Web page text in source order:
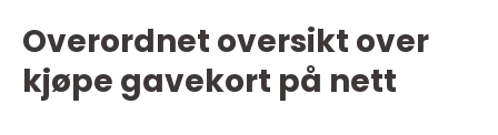
Overordnet oversikt over
kjøpe gavekort på nett